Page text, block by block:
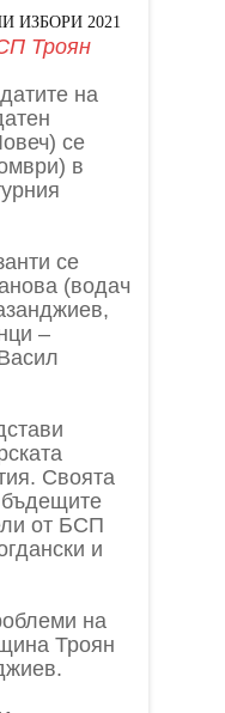
ИЗБОРИ 2021
Троян
на
се
в
се
(водач
–
Своята
бъдещите
от БСП
и
на
Троян